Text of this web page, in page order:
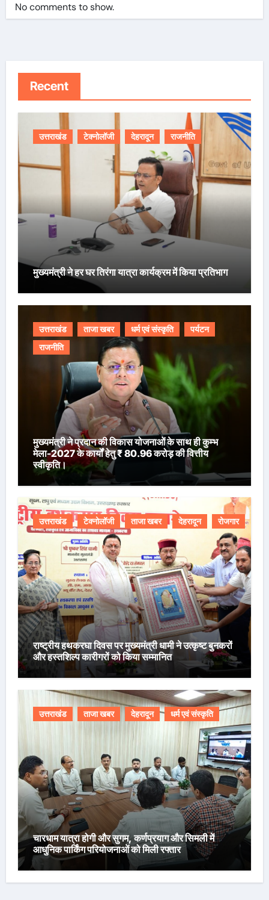
No comments to show.
Recent
उत्तराखंड टेक्नोलॉजी देहरादून राजनीति
मुख्यमंत्री ने हर घर तिरंगा यात्रा कार्यक्रम में किया प्रतिभाग
उत्तराखंड ताजा खबर धर्म एवं संस्कृति
पर्यटन
राजनीति
मुख्यमंत्री ने प्रदान की विकास योजनाओं के साथ ही कुम्भ
मेला-2027 के कार्यों हेतु ₹ 80.96 करोड़ की वित्तीय
स्वीकृति।
उत्तराखंड टेक्नोलॉजी ताजा खबर देहरादून रोजगार
राष्ट्रीय हथकरघा दिवस पर मुख्यमंत्री धामी ने उत्कृष्ट बुनकरों
और हस्तशिल्प कारीगरों को किया सम्मानित
उत्तराखंड ताजा खबर देहरादून धर्म एवं संस्कृति
चारधाम यात्रा होगी और सुगम, कर्णप्रयाग और सिमली में
आधुनिक पार्किंग परियोजनाओं को मिली रफ्तार